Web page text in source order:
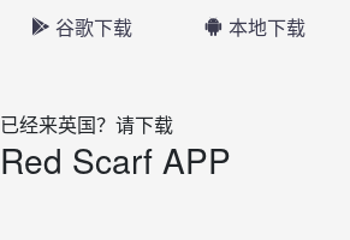
谷歌下载 本地下载
已经来英国？请下载
Red Scarf APP